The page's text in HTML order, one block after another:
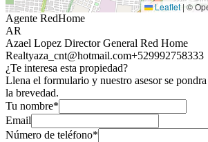
Leaflet | ©
Agente RedHome
AR
Azael Lopez Director General Red Home
Realtyaza_cnt@hotmail.com+529992758333
¿Te interesa esta propiedad?
Llena el formulario y nuestro asesor se
la brevedad.
Tu nombre*
Email
Número de teléfono*